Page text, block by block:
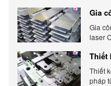
chắc
Gia
gia
Gia
laser
phí.
Thiết
yêu
Thiết
pháp